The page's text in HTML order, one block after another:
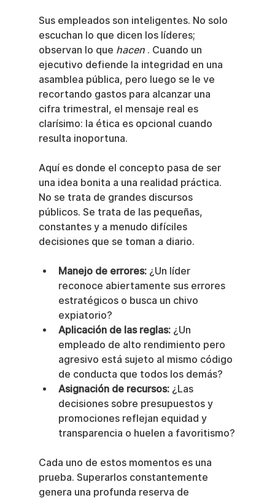
Sus empleados son inteligentes. No solo
escuchan lo que dicen los líderes;
observan lo que hacen . Cuando un
ejecutivo defiende la integridad en una
asamblea pública, pero luego se le ve
recortando gastos para alcanzar una
cifra trimestral, el mensaje real es
clarísimo: la ética es opcional cuando
resulta inoportuna.
Aquí es donde el concepto pasa de ser
una idea bonita a una realidad práctica.
No se trata de grandes discursos
públicos. Se trata de las pequeñas,
constantes y a menudo difíciles
decisiones que se toman a diario.
Manejo de errores: ¿Un líder
reconoce abiertamente sus errores
estratégicos o busca un chivo
expiatorio?
Aplicación de las reglas: ¿Un
empleado de alto rendimiento pero
agresivo está sujeto al mismo código
de conducta que todos los demás?
Asignación de recursos: ¿Las
decisiones sobre presupuestos y
promociones reflejan equidad y
transparencia o huelen a favoritismo?
Cada uno de estos momentos es una
prueba. Superarlos constantemente
genera una profunda reserva de